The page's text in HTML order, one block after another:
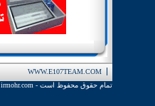
WWW.E107TEAM.COM
تمام حقوق محفوظ است - irmohr.com